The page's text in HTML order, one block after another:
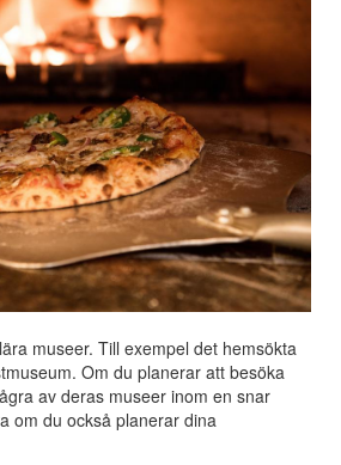
museer. Till exempel det hemsökta
Om du planerar att besöka
av deras museer inom en snar
om du också planerar dina